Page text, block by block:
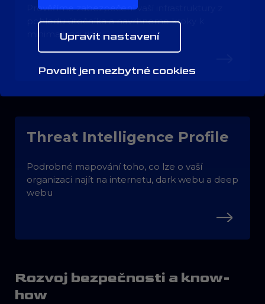
Upravit nastavení
Povolit jen nezbytné cookies
Prověříme zabezpečení vaší infrastruktury z
pohledu útočníka a navrhneme kroky k
minimalizaci rizik
Threat Intelligence Profile
Podrobné mapování toho, co lze o vaší
organizaci najít na internetu, dark webu a deep
webu
Rozvoj bezpečnosti a know-
how